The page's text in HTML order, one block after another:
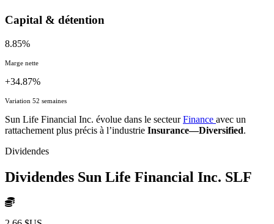
Capital & détention
8.85%
Marge nette
+34.87%
Variation 52 semaines
Sun Life Financial Inc. évolue dans le secteurFinance avec un
rattachement plus précis à l’industrie Insurance—Diversified.
Dividendes
Dividendes Sun Life Financial Inc. SLF